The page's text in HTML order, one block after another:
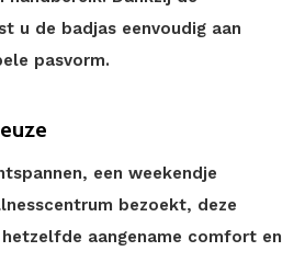
u de badjas eenvoudig aan
pasvorm.
een weekendje
bezoekt, deze
aangename comfort en